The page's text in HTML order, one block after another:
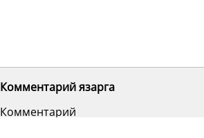
Комментарий язарга
Комментарий